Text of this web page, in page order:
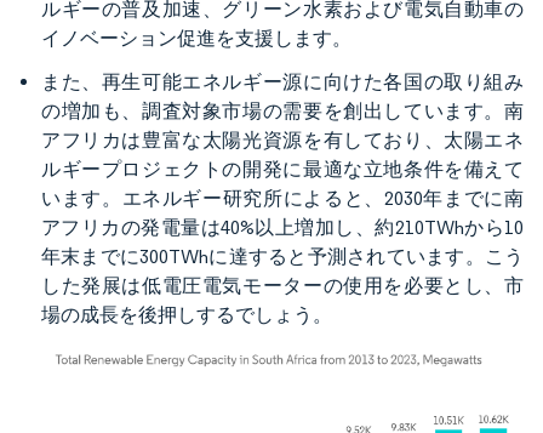
ルギーの普及加速、グリーン水素および電気自動車の
イノベーション促進を支援します。
また、再生可能エネルギー源に向けた各国の取り組み
の増加も、調査対象市場の需要を創出しています。南
アフリカは豊富な太陽光資源を有しており、太陽エネ
ルギープロジェクトの開発に最適な立地条件を備えて
います。エネルギー研究所によると、2030年までに南
アフリカの発電量は40%以上増加し、約210TWhから10
年末までに300TWhに達すると予測されています。こう
した発展は低電圧電気モーターの使用を必要とし、市
場の成長を後押しするでしょう。